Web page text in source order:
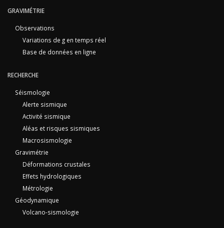
GRAVIMÉTRIE
Observations
Variations de g en temps réel
Base de données en ligne
RECHERCHE
Séismologie
Alerte sismique
Activité sismique
Aléas et risques sismiques
Macrosismologie
Gravimétrie
Déformations crustales
Effets hydrologiques
Métrologie
Géodynamique
Volcano-sismologie